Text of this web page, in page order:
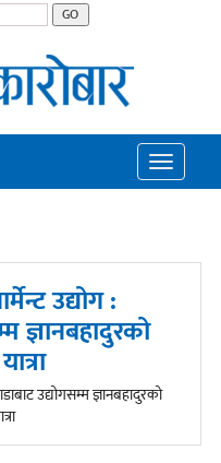
GO
Toggle
उद्योग :
ज्ञानबहादुरको